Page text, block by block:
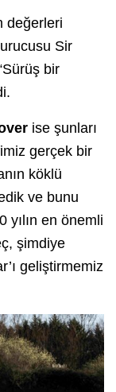
değerleri
Sir
bir
ise şunları
gerçek bir
köklü
ve bunu
yılın en önemli
şimdiye
geliştirmemiz